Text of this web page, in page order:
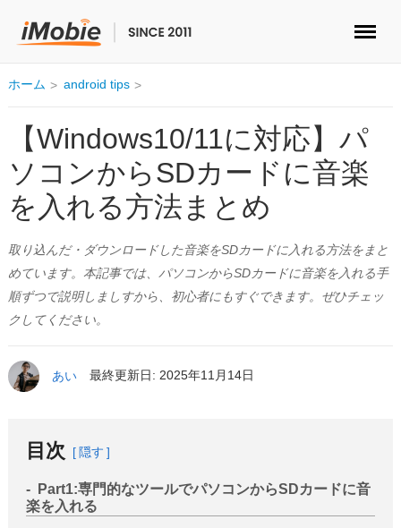
ロック解除&データ復元
データ転送
マルチメディア
便利ツール
ソリューション
ストア
ダウンロード
言語選択
ホーム android tips
【Windows10/11に対応】パ
ソコンからSDカードに音楽
を入れる方法まとめ
取り込んだ・ダウンロードした音楽をSDカードに入れる方法をまと
めています。本記事では、パソコンからSDカードに音楽を入れる手
順ずつで説明しましすから、初心者にもすぐできます。ぜひチェッ
クしてください。
あい 最終更新日: 2025年11月14日
目次 隠す
Part1:専門的なツールでパソコンからSDカードに音
楽を入れる